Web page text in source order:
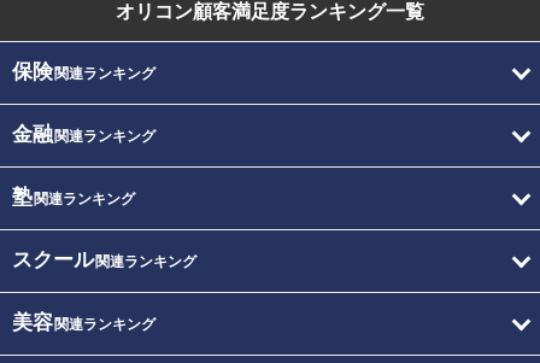
オリコン顧客満足度ランキング一覧
保険関連ランキング
金融関連ランキング
塾関連ランキング
スクール関連ランキング
美容関連ランキング